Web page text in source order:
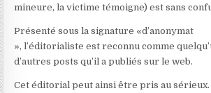
mineure, la victime témoigne) est sans
Présenté sous la signature «d’anonymat
», l’éditorialiste est reconnu comme
d’autres posts qu’il a publiés sur le web.
Cet éditorial peut ainsi être pris au sérieux.